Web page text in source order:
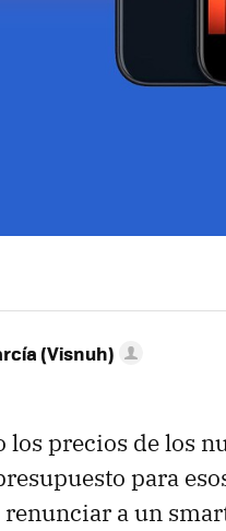
(Visnuh)
los precios de los
para
a un